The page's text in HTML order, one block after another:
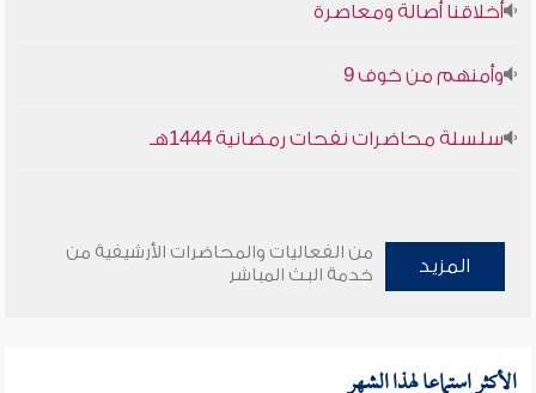
أخلاقنا أصالة ومعاصرة
وأمنهم من خوف 9
سلسلة محاضرات نفحات رمضانية 1444هـ
المزيد
من الفعاليات والمحاضرات الأرشيفية من
خدمة البث المباشر
الأكثر استماعا لهذا الشهر